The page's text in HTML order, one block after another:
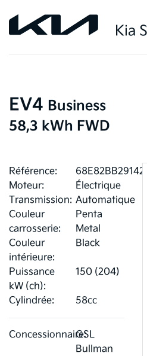
Kia
EV4 Business
58,3 kWh FWD
Référence:
68E82BB29142F
Moteur:
Électrique
Transmission: Automatique
Couleur
carrosserie:
Penta
Metal
Couleur
intérieure:
Black
Puissance
kW (ch):
150 (204)
Cylindrée: 58cc
Concessionnaire:GSL
Bullman